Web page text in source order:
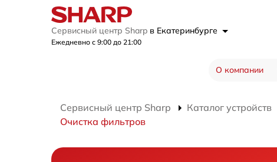
Сервисный центр Sharp в Екатеринбурге
Ежедневно с 9:00 до 21:00
О компании
Сервисный центр Sharp Каталог устройств
Очистка фильтров